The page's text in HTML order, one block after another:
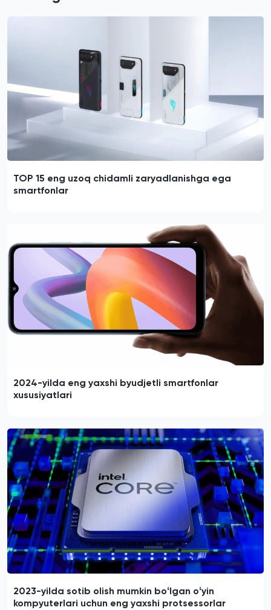
TOP 15 eng uzoq chidamli zaryadlanishga ega
smartfonlar
2024-yilda eng yaxshi byudjetli smartfonlar
xususiyatlari
2023-yilda sotib olish mumkin boʻlgan oʻyin
kompyuterlari uchun eng yaxshi protsessorlar